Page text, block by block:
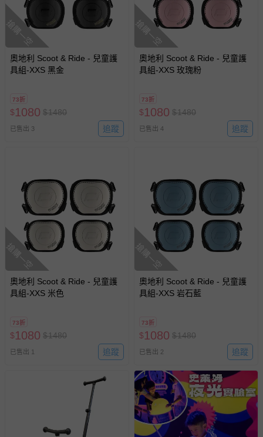
報紙、期刊或雜誌（惟書籍如經拆封、使用，則酌收整
新費用）。
經消費者拆封之影音商品或電腦軟體（例如 DVD、CD
等）。
非以有形媒介提供之數位內容或一經提供即為完成之線
已拆封之以下類型商品：
-個人衛生用品（例如尿布、貼身衣物、泳裝、襪子、地
墊、寢具類等）。
帶束縛衣、餐搖椅等）。
-其他原廠盒裝商品封口處已貼上「不可拆封」，或具警
示字句等說明貼紙、封條者。
國際航空、客運、訂房等服務。
相關的退換貨辦理流程，可詳見： 退換貨 & 退款問題
其他常見問題：
區，可能會無法配送，或須依據商品需加收離島運費。廠商
亦保留出貨與否的權利。離島、偏遠地區、樓層親送等加價
費用，可能會另需加收。
商品實際的配達日期，可於訂單個人資料內的查詢訂單內，
已出貨通知之訊息為主。
如您收到商品，請依正常流程檢查是否完好，若商品遇瑕疵
情形，您可申請更換新品或退貨，請見：退貨的辦理流程。
若您對於會員帳號、商品訂購與資訊、購物流程、付款方
搶購一空
奧地利 Scoot & Ride - 兒童護
具組-XXS 黑金
73折
$1080 $1480
已售出 3 追蹤
搶購一空
奧地利 Scoot & Ride - 兒童護
具組-XXS 玫瑰粉
73折
$1080 $1480
已售出 4 追蹤
搶購一空
奧地利 Scoot & Ride - 兒童護
具組-XXS 米色
73折
$1080 $1480
已售出 1 追蹤
搶購一空
奧地利 Scoot & Ride - 兒童護
具組-XXS 岩石藍
73折
$1080 $1480
已售出 2 追蹤